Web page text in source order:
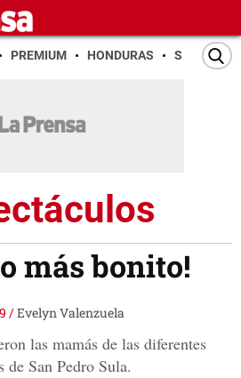
PREMIUM HONDURAS SAN PEDRO
más bonito!
/Evelyn Valenzuela
las mamás de las diferentes
San Pedro Sula.